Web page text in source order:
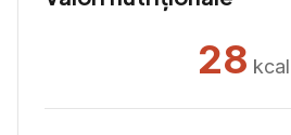
28 kcal